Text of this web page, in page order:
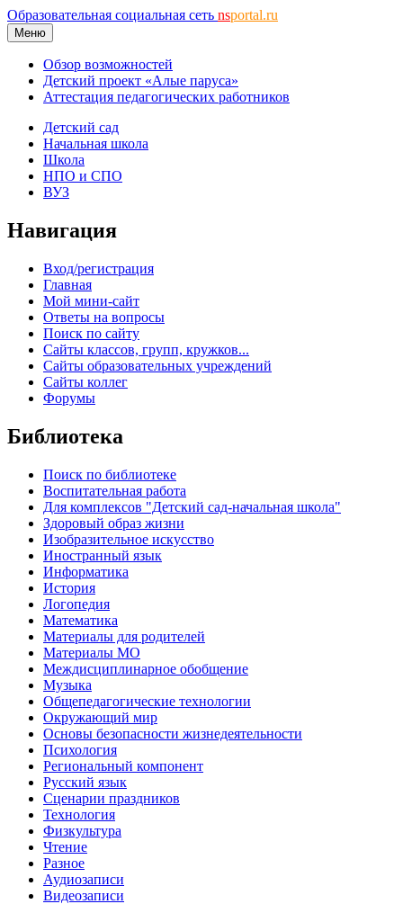
Образовательная социальная сеть nsportal.ru
Меню
Обзор возможностей
Детский проект «Алые паруса»
Аттестация педагогических работников
Детский сад
Начальная школа
Школа
НПО и СПО
ВУЗ
Навигация
Вход/регистрация
Главная
Мой мини-сайт
Ответы на вопросы
Поиск по сайту
Сайты классов, групп, кружков...
Сайты образовательных учреждений
Сайты коллег
Форумы
Библиотека
Поиск по библиотеке
Воспитательная работа
Для комплексов "Детский сад-начальная школа"
Здоровый образ жизни
Изобразительное искусство
Иностранный язык
Информатика
История
Логопедия
Математика
Материалы для родителей
Материалы МО
Междисциплинарное обобщение
Музыка
Общепедагогические технологии
Окружающий мир
Основы безопасности жизнедеятельности
Психология
Региональный компонент
Русский язык
Сценарии праздников
Технология
Физкультура
Чтение
Разное
Аудиозаписи
Видеозаписи